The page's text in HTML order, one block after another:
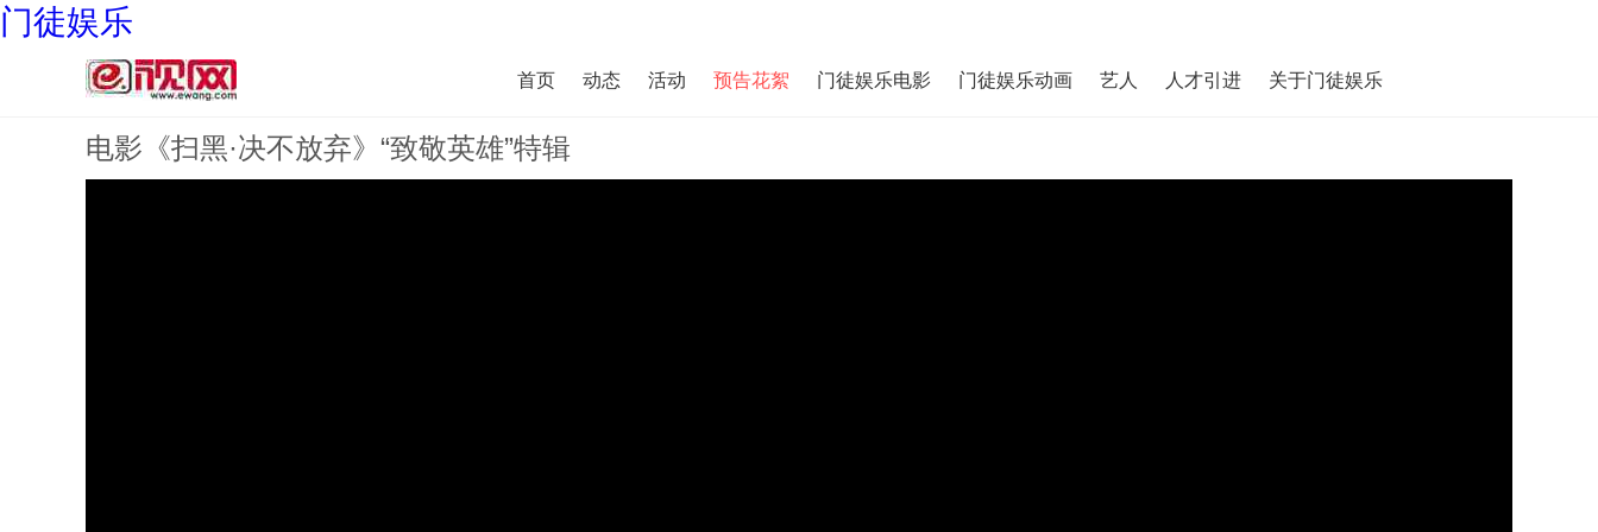
门徒娱乐
首页 动态 活动 预告花絮 门徒娱乐电影 门徒娱乐动画 艺人 人才引进 关于门徒娱乐
电影《扫黑·决不放弃》“致敬英雄”特辑